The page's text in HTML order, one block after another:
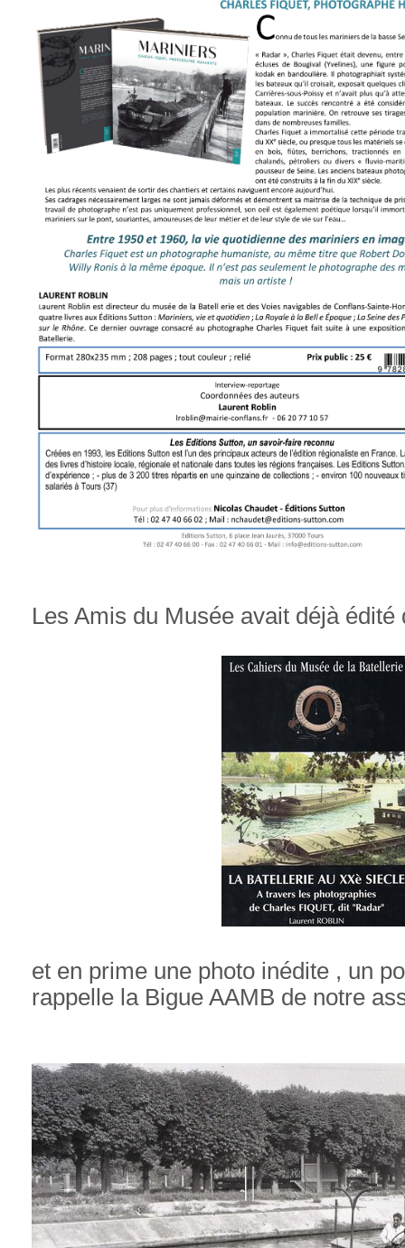
Les Amis du Musée avait déjà
et en prime une photo inédite , un
rappelle la Bigue AAMB de notre